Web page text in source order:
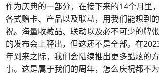
作为庆典的一部分，在接下来的14个月里
各式赠卡、产品以及联动，用我们能想到
祝。海量收藏品、联动以及必不可少的牌
的发布会上释出，但这还不是全部。在
年到来之际，我们会陆续推出更多酷炫的
事。这是属于我们的周年，怎么庆祝都不为